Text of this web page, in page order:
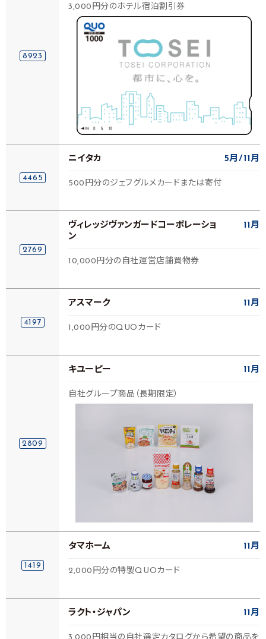
8923
3,000円分のホテル宿泊割引券
4465
ニイタカ 5月 11月
500円分のジェフグルメカードまたは寄付
2769
ヴィレッジヴァンガードコーポレーショ
ン
11月
10,000円分の自社運営店舗買物券
4197
アスマーク 11月
1,000円分のQUOカード
2809
キユーピー 11月
自社グループ商品（長期限定）
1419
タマホーム 11月
2,000円分の特製QUOカード
ラクト・ジャパン 11月